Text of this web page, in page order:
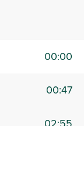
00:00
00:47
02:55